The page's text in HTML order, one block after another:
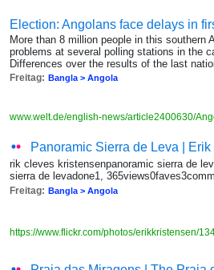
Election: Angolans face delays in
More than 8 million people in this southern
problems at several polling stations in the
Differences over the results of the last
Freitag: Bangla > Angola
www.welt.de/english-news/article2400630/
Panoramic Sierra de Leva |
rik cleves kristensenpanoramic sierra de
sierra de levadone1,
Freitag: Bangla > Angola
https://www.flickr.com/photos/erikkristensen/